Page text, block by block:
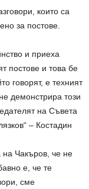
които са
за постове.
и приеха
постове и това бе
говорят, е техният
демонстрира този
на Съвета
– Костадин
на Чакъров, че не
е, че те
сме